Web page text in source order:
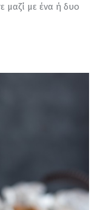
μαζί με ένα ή δυο